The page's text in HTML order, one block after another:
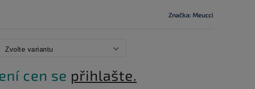
Značka: Meucci
cen se přihlašte.